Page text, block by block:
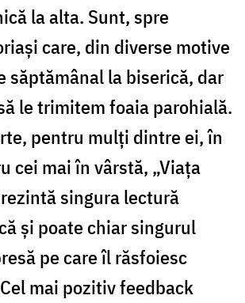
la alta. Sunt, spre
care, din diverse motive
săptămânal la biserică, dar
le trimitem foaia parohială.
pentru mulţi dintre ei, în
cei mai în vârstă, „Viaţa
singura lectură
şi poate chiar singurul
pe care îl răsfoiesc
mai pozitiv feedback